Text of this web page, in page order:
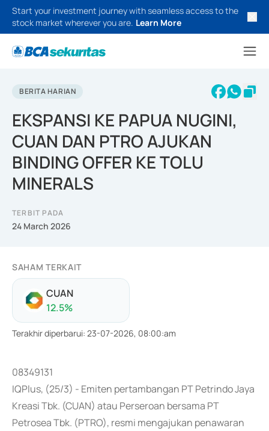
Start your investment journey with seamless access to the
stock market wherever you are. Learn More
BERITA HARIAN
EKSPANSI KE PAPUA NUGINI,
CUAN DAN PTRO AJUKAN
BINDING OFFER KE TOLU
MINERALS
TERBIT PADA
24 March 2026
SAHAM TERKAIT
CUAN
12.5%
Terakhir diperbarui: 23-07-2026, 08:00:am
08349131
IQPlus, (25/3) - Emiten pertambangan PT Petrindo Jaya
Kreasi Tbk. (CUAN) atau Perseroan bersama PT
Petrosea Tbk. (PTRO), resmi mengajukan penawaran